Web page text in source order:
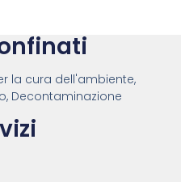
la cura dell'ambiente,
Decontaminazione